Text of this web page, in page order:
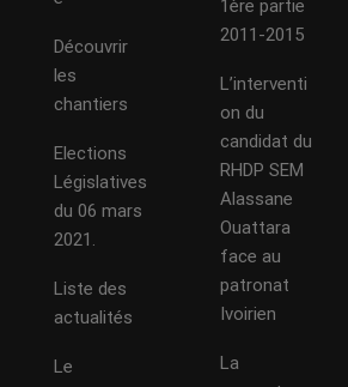
Découvrir
les
chantiers
Elections
Législatives
du 06 mars
2021.
Liste des
actualités
Le
1ère partie
2011-2015
L’interventi
on du
candidat du
RHDP SEM
Alassane
Ouattara
face au
patronat
Ivoirien
La